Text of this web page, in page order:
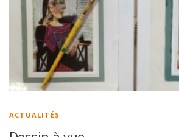
ACTUALITÉS